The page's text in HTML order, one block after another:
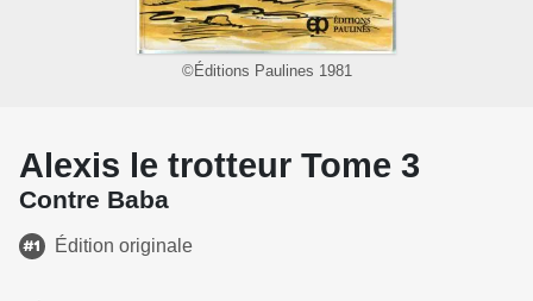
©Éditions Paulines 1981
Alexis le trotteur Tome 3
Contre Baba
Édition originale